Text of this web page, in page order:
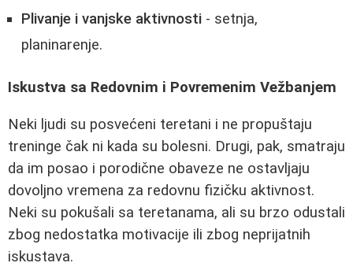
Plivanje i vanjske aktivnosti - setnja,
planinarenje.
Iskustva sa Redovnim i Povremenim Vežbanjem
Neki ljudi su posvećeni teretani i ne propuštaju
treninge čak ni kada su bolesni. Drugi, pak, smatraju
da im posao i porodične obaveze ne ostavljaju
dovoljno vremena za redovnu fizičku aktivnost.
Neki su pokušali sa teretanama, ali su brzo odustali
zbog nedostatka motivacije ili zbog neprijatnih
iskustava.